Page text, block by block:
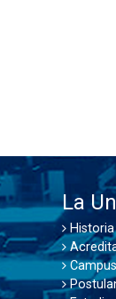
La
Historia
Campus